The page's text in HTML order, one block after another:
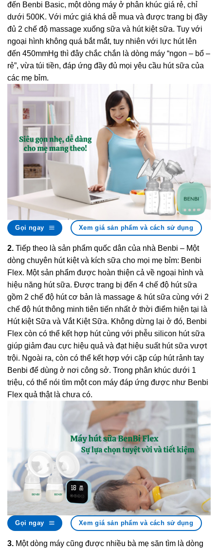
đến Benbi Basic, một dòng máy ở phân khúc giá rẻ, chỉ
dưới 500K. Với mức giá khá dễ mua và được trang bị đầy
đủ 2 chế độ massage xuống sữa và hút kiệt sữa. Tuy với
ngoại hình không quá bắt mắt, tuy nhiên với lực hút lên
đến 450mmHg thì đây chắc chắn là dòng máy “ngon – bổ –
rẻ”, vừa túi tiền, đáp ứng đầy đủ mọi yêu cầu hút sữa của
các mẹ bỉm.
Gọi ngay Xem giá sản phẩm và cách sử dụng
2. Tiếp theo là sản phẩm quốc dân của nhà Benbi – Một
dòng chuyên hút kiệt và kích sữa cho mọi mẹ bỉm: Benbi
Flex. Một sản phẩm được hoàn thiện cả về ngoại hình và
hiệu năng hút sữa. Được trang bị đến 4 chế độ hút sữa
gồm 2 chế độ hút cơ bản là massage & hút sữa cùng với 2
chế độ hút thông minh tiên tiến nhất ở thời điểm hiện tại là
Hút kiệt Sữa và Vắt Kiệt Sữa. Không dừng lại ở đó, Benbi
Flex còn có thể kết hợp hút cùng với phễu silicon hút sữa
giúp giảm đau cực hiệu quả và đạt hiệu suất hút sữa vượt
trội. Ngoài ra, còn có thể kết hợp với cặp cúp hút rảnh tay
Benbi để dùng ở nơi công sở. Trong phân khúc dưới 1
triệu, có thể nói tìm một con máy đáp ứng được như Benbi
Flex quả thật là chưa có.
Gọi ngay Xem giá sản phẩm và cách sử dụng
3. Một dòng máy cũng được nhiều bà mẹ săn tìm là dòng